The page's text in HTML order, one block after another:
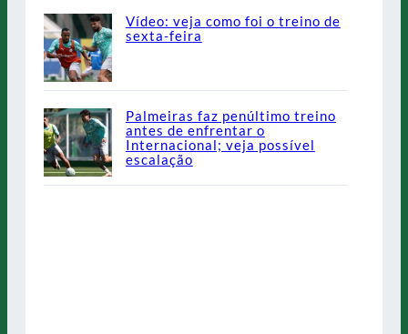
Vídeo: veja como foi o treino de
sexta-feira
Palmeiras faz penúltimo treino
antes de enfrentar o
Internacional; veja possível
escalação